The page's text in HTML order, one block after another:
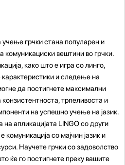
грчки стана популарен и
комуникациски вештини во грчки.
како што е игра со линго,
и следење на
да постигнете максимални
трпеливоста и
на успешно учење на јазик.
на апликацијата LINGO со други
со мајчин јазик и
Научете грчки со задоволство
ќе го постигнете преку вашите